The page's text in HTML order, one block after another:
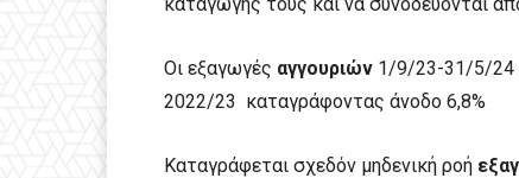
Οι εξαγωγές αγγουριών 1/9/23-31/5/24
2022/23 καταγράφοντας άνοδο 6,8%
Καταγράφεται σχεδόν μηδενική ροή